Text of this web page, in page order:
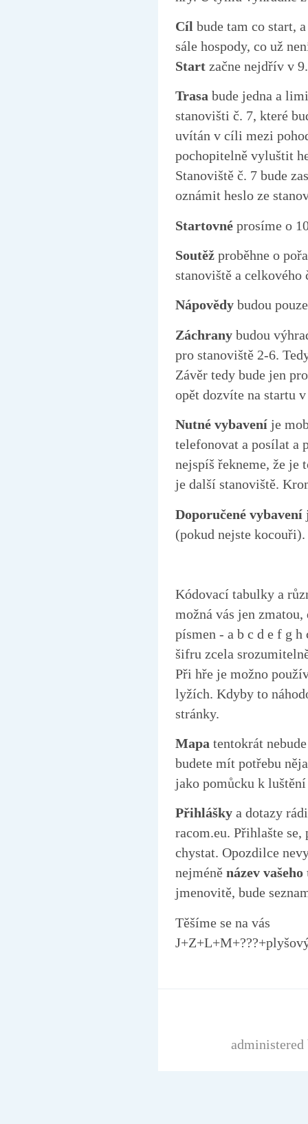
Cíl bude tam co start,
sále hospody, co už
Start začne nejdřív v
Trasa bude jedna a
stanovišti č. 7, které
uvítán v cíli mezi
pochopitelně vyluštit
Stanoviště č. 7 bude
oznámit heslo ze
Startovné prosíme o
Soutěž proběhne o
stanoviště a celkového
Nápovědy budou
Záchrany budou
pro stanoviště 2-6.
Závěr tedy bude jen
opět dozvíte na startu
Nutné vybavení je
telefonovat a posílat a
nejspíš řekneme, že je
je další stanoviště.
Doporučené vybavení
(pokud nejste kocouři).
Kódovací tabulky a
možná vás jen zmatou,
písmen - a b c d e f g
šifru zcela
Při hře je možno
lyžích. Kdyby to
stránky.
Mapa tentokrát
budete mít potřebu
jako pomůcku k
Přihlášky a dotazy
racom.eu. Přihlašte
chystat. Opozdilce
nejméně název
jmenovitě, bude
Těšíme se na vás